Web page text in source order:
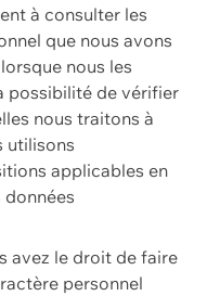
à consulter les
que nous avons
nous les
possibilité de vérifier
nous traitons à
utilisons
applicables en
avez le droit de faire
personnel